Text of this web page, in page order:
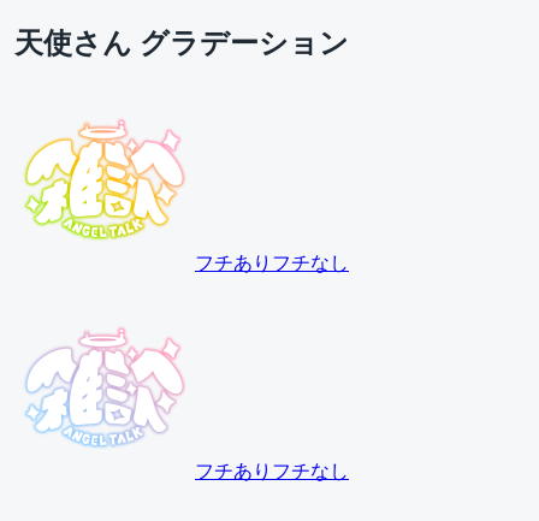
天使さん グラデーション
フチあり フチなし
フチあり フチなし